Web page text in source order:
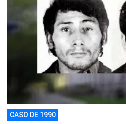
CASO DE 1990